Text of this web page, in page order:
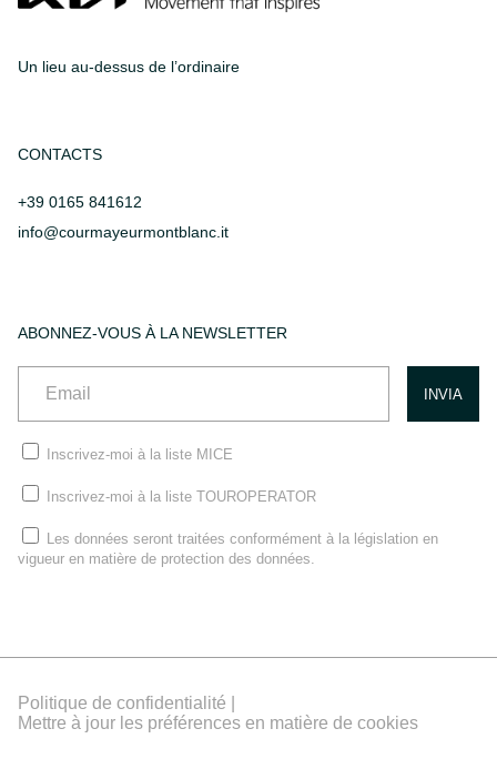
Un lieu au-dessus de l’ordinaire
CONTACTS
+39 0165 841612
info@courmayeurmontblanc.it
ABONNEZ-VOUS À LA NEWSLETTER
Inscrivez-moi à la liste MICE
Inscrivez-moi à la liste TOUROPERATOR
Les données seront traitées conformément à la législation en
vigueur en matière de protection des données.
Politique de confidentialité |
Mettre à jour les préférences en matière de cookies